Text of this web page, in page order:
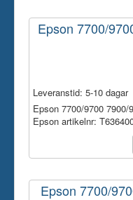
Epson 7700/
Leveranstid: 5-10 dagar
Epson 7700/9700 7900/
Epson artikelnr:
Epson 7700/